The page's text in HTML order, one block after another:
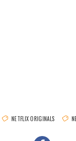
NETFLIX ORIGINALS